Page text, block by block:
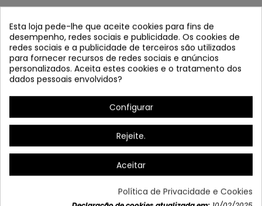
COD.48110 LÂMPADA LED G9 7W 6000K
Referência 48110
Em estoque
Esta loja pede-lhe que aceite cookies para fins de
desempenho, redes sociais e publicidade. Os cookies de
redes sociais e a publicidade de terceiros são utilizados
para fornecer recursos de redes sociais e anúncios
personalizados. Aceita estes cookies e o tratamento dos
dados pessoais envolvidos?
Configurar
Rejeite.
Aceitar
Política de Privacidade e Cookies